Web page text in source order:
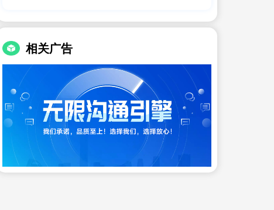
区别有哪些|艾薇特
相关广告